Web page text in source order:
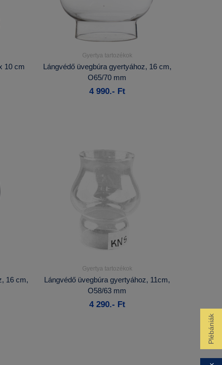
Plébániák
10 cm
Részletek...
Kosárba
Gyertya tartozékok
Lángvédő üvegbúra gyertyához, 16 cm,
O65/70 mm
4 990.- Ft
16 cm,
Részletek...
Kosárba
Gyertya tartozékok
Lángvédő üvegbúra gyertyához, 11cm,
O58/63 mm
4 290.- Ft